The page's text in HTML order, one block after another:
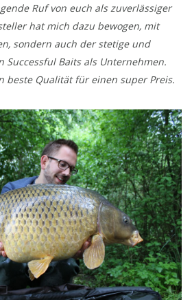
Ruf von euch als zuverlässiger
hat mich dazu bewogen, mit
sondern auch der stetige und
Successful Baits als Unternehmen.
beste Qualität für einen super Preis.